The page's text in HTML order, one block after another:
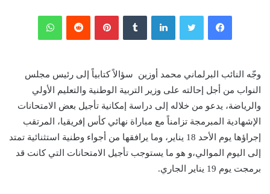
فيسبوك لينكدإن بينتيريست
وجّه النائب البرلماني محمد أوزين سؤالاً كتابياً إلى رئيس مجلس
النواب من أجل إحالته على وزير التربية الوطنية والتعليم الأولي
والرياضة، يدعو من خلاله إلى دراسة إمكانية تأجيل بعض الامتحانات
الإشهادية المبرمجة تزامناً مع مباراة نهائي كأس إفريقيا، المرتقب
إجراؤها يوم الأحد 18 يناير، وما يرافقها من أجواء وطنية استثنائية تمتد
إلى اليوم الموالي،و هو ما يستوجب تأجيل الامتحانات التي كانت قد
برمجت يوم 19 يناير الجاري.